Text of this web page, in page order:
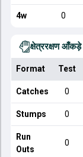
4w 0
क्षेत्ररक्षण आँकड़े
Format Test
Catches 0
Stumps 0
Run
Outs
0